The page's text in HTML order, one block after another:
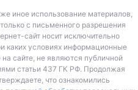
иное использование материалов,
с письменного разрешения
сайт носит исключительно
каких условиях информационные
сайте, не являются публичной
статьи 437 ГК РФ. Продолжая
что ознакомились